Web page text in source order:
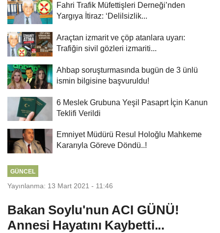
Fahri Trafik Müfettişleri Derneği’nden
Yargıya İtiraz: ‘Delilsizlik...
Araçtan izmarit ve çöp atanlara uyarı:
Trafiğin sivil gözleri izmariti...
Ahbap soruşturmasında bugün de 3 ünlü
ismin bilgisine başvuruldu!
6 Meslek Grubuna Yeşil Pasaprt İçin Kanun
Teklifi Verildi
Emniyet Müdürü Resul Holoğlu Mahkeme
Kararıyla Göreve Döndü..!
GÜNCEL
Yayınlanma: 13 Mart 2021 - 11:46
Bakan Soylu'nun ACI GÜNÜ!
Annesi Hayatını Kaybetti...